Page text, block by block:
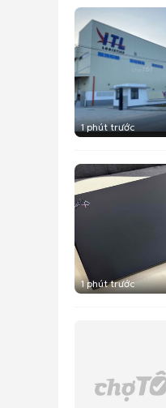
1 phút trước
1 phút trước